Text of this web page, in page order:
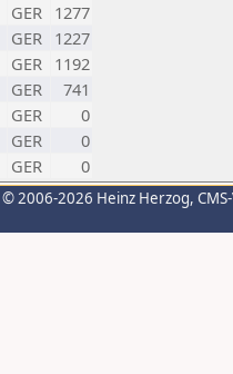
GER 1277
GER 1227
GER 1192
GER
741
GER
0
GER
0
GER 0
© 2006-2026 Heinz Herzog,